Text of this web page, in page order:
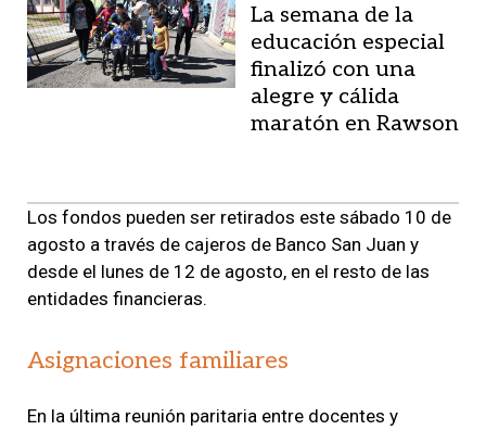
La semana de la
educación especial
finalizó con una
alegre y cálida
maratón en Rawson
Los fondos pueden ser retirados este sábado 10 de
agosto a través de cajeros de Banco San Juan y
desde el lunes de 12 de agosto, en el resto de las
entidades financieras.
Asignaciones familiares
En la última reunión paritaria entre docentes y